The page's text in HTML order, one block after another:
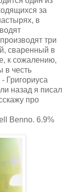
за
в
три
сваренный в
к сожалению,
в честь
Григориуса
назад я писал
про
Benno. 6.9%